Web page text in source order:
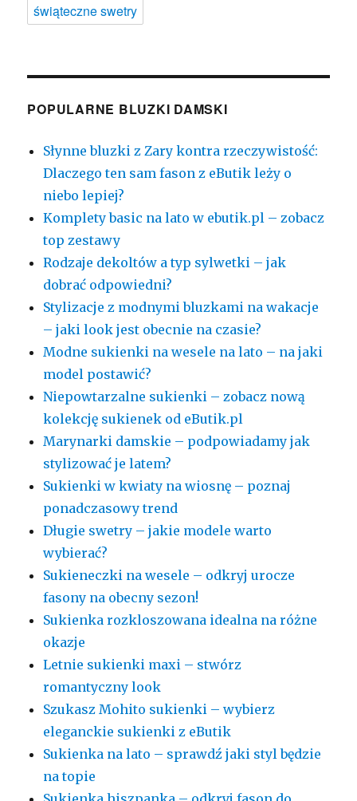
świąteczne swetry
POPULARNE BLUZKI DAMSKI
Słynne bluzki z Zary kontra rzeczywistość:
Dlaczego ten sam fason z eButik leży o
niebo lepiej?
Komplety basic na lato w ebutik.pl – zobacz
top zestawy
Rodzaje dekoltów a typ sylwetki – jak
dobrać odpowiedni?
Stylizacje z modnymi bluzkami na wakacje
– jaki look jest obecnie na czasie?
Modne sukienki na wesele na lato – na jaki
model postawić?
Niepowtarzalne sukienki – zobacz nową
kolekcję sukienek od eButik.pl
Marynarki damskie – podpowiadamy jak
stylizować je latem?
Sukienki w kwiaty na wiosnę – poznaj
ponadczasowy trend
Długie swetry – jakie modele warto
wybierać?
Sukieneczki na wesele – odkryj urocze
fasony na obecny sezon!
Sukienka rozkloszowana idealna na różne
okazje
Letnie sukienki maxi – stwórz
romantyczny look
Szukasz Mohito sukienki – wybierz
eleganckie sukienki z eButik
Sukienka na lato – sprawdź jaki styl będzie
na topie